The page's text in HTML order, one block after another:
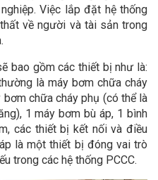
Việc lắp đặt hệ thống
về người và tài sản trong
bao gồm các thiết bị như là:
là máy bơm chữa cháy
chữa cháy phụ (có thể là
1 máy bơm bù áp, 1 bình
các thiết bị kết nối và điều
là một thiết bị đóng vai trò
trong các hệ thống PCCC.